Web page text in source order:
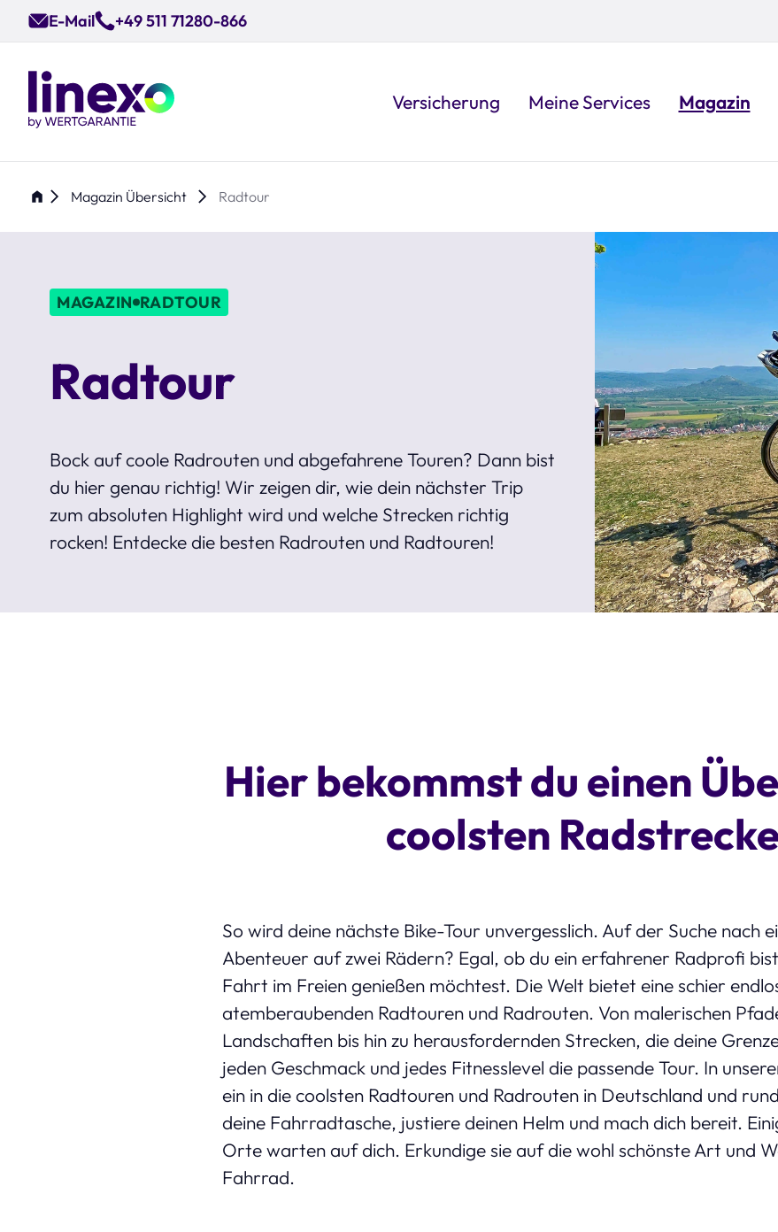
Skip
content
E-Mail +49 511 71280-866
Versicherung Meine Services Magazin
Magazin Übersicht Radtour
MAGAZIN RADTOUR
Radtour
Bock auf coole Radrouten und abgefahrene Touren? Dann bist
du hier genau richtig! Wir zeigen dir, wie dein nächster Trip
zum absoluten Highlight wird und welche Strecken richtig
rocken! Entdecke die besten Radrouten und Radtouren!
Hier bekommst du einen
coolsten
So wird deine nächste Bike-Tour unvergesslich. Auf der Suche nach
Abenteuer auf zwei Rädern? Egal, ob du ein erfahrener Radprofi
Fahrt im Freien genießen möchtest. Die Welt bietet eine schier
atemberaubenden Radtouren und Radrouten. Von malerischen
Landschaften bis hin zu herausfordernden Strecken, die deine
jeden Geschmack und jedes Fitnesslevel die passende Tour. In
ein in die coolsten Radtouren und Radrouten in Deutschland und
deine Fahrradtasche, justiere deinen Helm und mach dich bereit.
Orte warten auf dich. Erkundige sie auf die wohl schönste Art und
Fahrrad.